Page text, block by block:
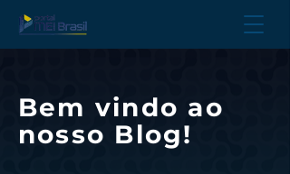
Bem vindo ao
nosso Blog!